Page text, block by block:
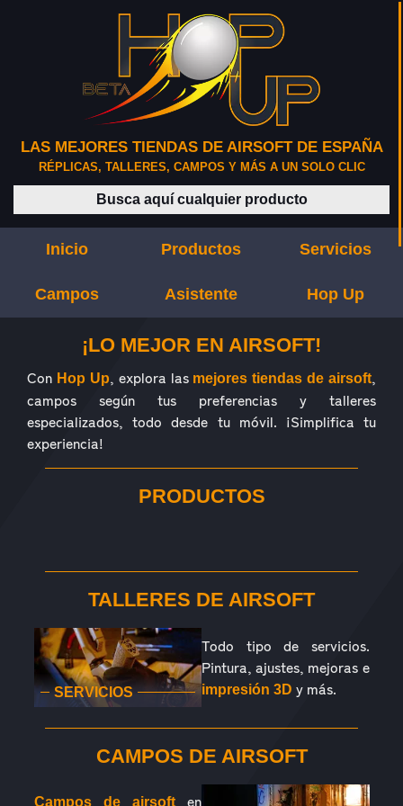
LAS MEJORES TIENDAS DE AIRSOFT DE ESPAÑA
RÉPLICAS, TALLERES, CAMPOS Y MÁS A UN SOLO CLIC
Buscar productos
Inicio Productos Servicios
Campos Asistente Hop Up
¿QUÉ ES HOP UP?
¡LO MEJOR EN AIRSOFT!
Con Hop Up, explora las mejores tiendas de airsoft,
campos según tus preferencias y talleres
especializados, todo desde tu móvil. ¡Simplifica tu
experiencia!
PRODUCTOS
TALLERES DE AIRSOFT
SERVICIOS
Todo tipo de servicios.
Pintura, ajustes, mejoras e
impresión 3D y más.
CAMPOS DE AIRSOFT
Campos de airsoften